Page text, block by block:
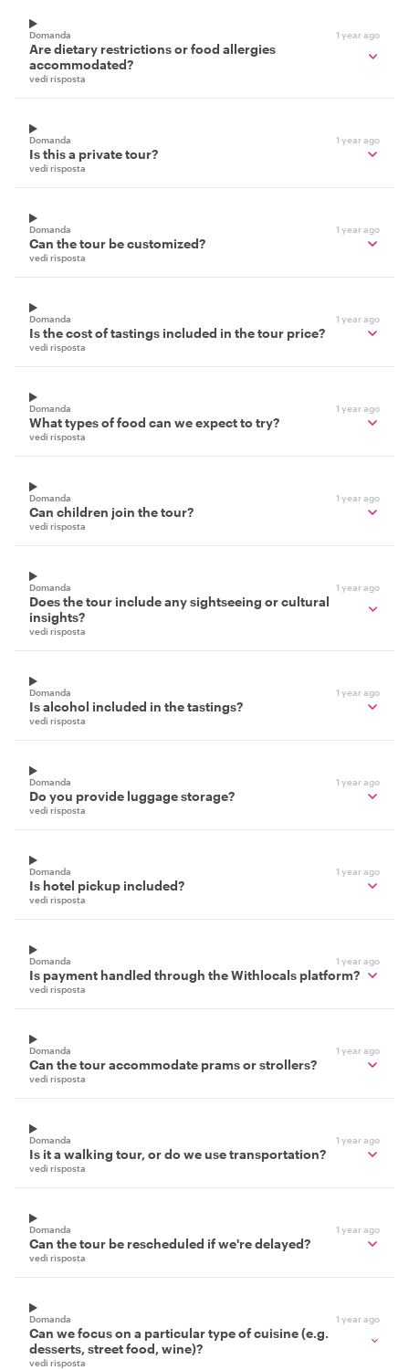
Domanda 1 year ago
Are dietary restrictions or food allergies
accommodated?
vedi risposta
Domanda 1 year ago
Is this a private tour?
vedi risposta
Domanda 1 year ago
Can the tour be customized?
vedi risposta
Domanda 1 year ago
Is the cost of tastings included in the tour price?
vedi risposta
Domanda 1 year ago
What types of food can we expect to try?
vedi risposta
Domanda 1 year ago
Can children join the tour?
vedi risposta
Domanda 1 year ago
Does the tour include any sightseeing or cultural
insights?
vedi risposta
Domanda 1 year ago
Is alcohol included in the tastings?
vedi risposta
Domanda 1 year ago
Do you provide luggage storage?
vedi risposta
Domanda 1 year ago
Is hotel pickup included?
vedi risposta
Domanda 1 year ago
Is payment handled through the Withlocals platform?
vedi risposta
Domanda 1 year ago
Can the tour accommodate prams or strollers?
vedi risposta
Domanda 1 year ago
Is it a walking tour, or do we use transportation?
vedi risposta
Domanda 1 year ago
Can the tour be rescheduled if we're delayed?
vedi risposta
Domanda 1 year ago
Can we focus on a particular type of cuisine (e.g.
desserts, street food, wine)?
vedi risposta